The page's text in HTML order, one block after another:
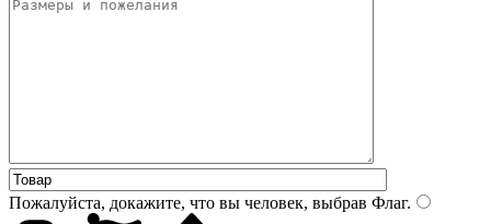
Пожалуйста, докажите, что вы человек, выбрав Флаг.